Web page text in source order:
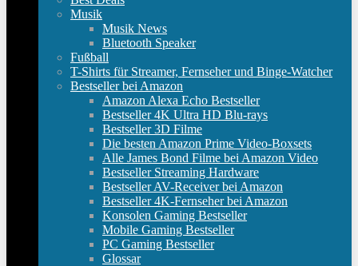
Musik
Musik News
Bluetooth Speaker
Fußball
T-Shirts für Streamer, Fernseher und Binge-Watcher
Bestseller bei Amazon
Amazon Alexa Echo Bestseller
Bestseller 4K Ultra HD Blu-rays
Bestseller 3D Filme
Die besten Amazon Prime Video-Boxsets
Alle James Bond Filme bei Amazon Video
Bestseller Streaming Hardware
Bestseller AV-Receiver bei Amazon
Bestseller 4K-Fernseher bei Amazon
Konsolen Gaming Bestseller
Mobile Gaming Bestseller
PC Gaming Bestseller
Glossar